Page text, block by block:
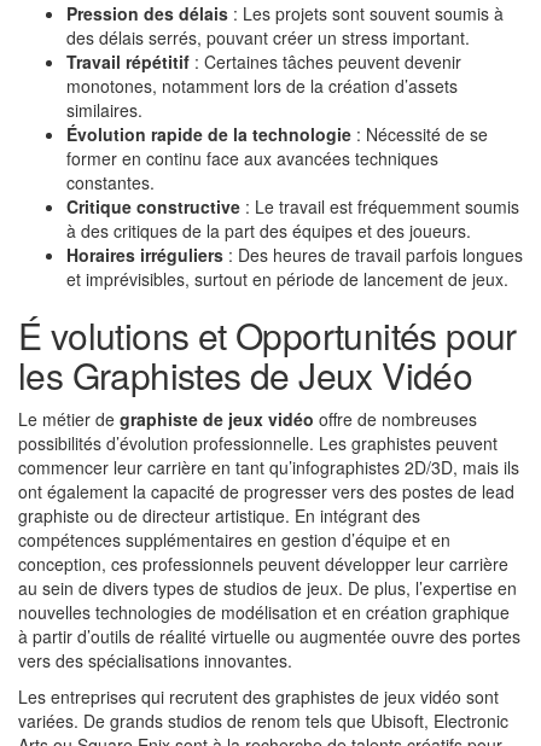
Pression des délais : Les projets sont souvent soumis à
des délais serrés, pouvant créer un stress important.
Travail répétitif : Certaines tâches peuvent devenir
monotones, notamment lors de la création d’assets
similaires.
Évolution rapide de la technologie : Nécessité de se
former en continu face aux avancées techniques
constantes.
Critique constructive : Le travail est fréquemment soumis
à des critiques de la part des équipes et des joueurs.
Horaires irréguliers : Des heures de travail parfois longues
et imprévisibles, surtout en période de lancement de jeux.
É volutions et Opportunités pour
les Graphistes de Jeux Vidéo
Le métier de graphiste de jeux vidéo offre de nombreuses
possibilités d’évolution professionnelle. Les graphistes peuvent
commencer leur carrière en tant qu’infographistes 2D/3D, mais ils
ont également la capacité de progresser vers des postes de lead
graphiste ou de directeur artistique. En intégrant des
compétences supplémentaires en gestion d’équipe et en
conception, ces professionnels peuvent développer leur carrière
au sein de divers types de studios de jeux. De plus, l’expertise en
nouvelles technologies de modélisation et en création graphique
à partir d’outils de réalité virtuelle ou augmentée ouvre des portes
vers des spécialisations innovantes.
Les entreprises qui recrutent des graphistes de jeux vidéo sont
variées. De grands studios de renom tels que Ubisoft, Electronic